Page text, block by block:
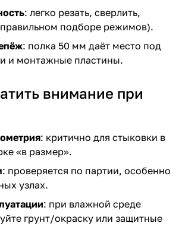
: легко резать, сверлить,
подборе режимов).
: полка 50 мм даёт место под
и монтажные пластины.
внимание при
: критично для стыковки в
«в размер».
: проверяется по партии, особенно
узлах.
: при влажной среде
грунт/окраску или защитные